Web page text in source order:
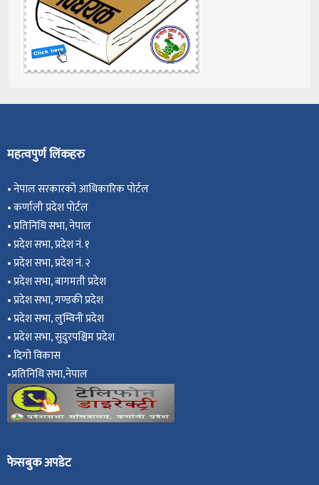
महत्वपुर्ण लिंकहरु
•नेपाल सरकारको आधिकारिक पोर्टल
•कर्णाली प्रदेश पोर्टल
•प्रतिनिधि सभा, नेपाल
•प्रदेश सभा, प्रदेश नं. १
•प्रदेश सभा, प्रदेश नं. २
•प्रदेश सभा, बागमती प्रदेश
•प्रदेश सभा, गण्डकी प्रदेश
•प्रदेश सभा, लुम्विनी प्रदेश
•प्रदेश सभा, सुदुरपश्चिम प्रदेश
•दिगो विकास
•प्रतिनिधि सभा,नेपाल
फेसबुक अपडेट